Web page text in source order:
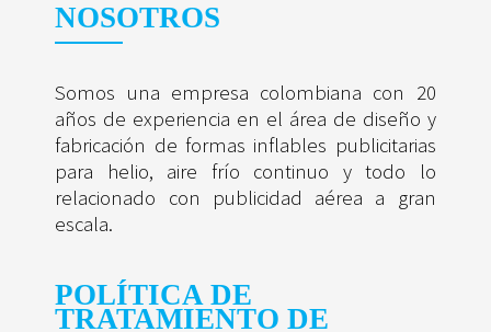
NOSOTROS
Somos una empresa colombiana con 20
años de experiencia en el área de diseño y
fabricación de formas inflables publicitarias
para helio, aire frío continuo y todo lo
relacionado con publicidad aérea a gran
escala.
POLÍTICA DE
TRATAMIENTO DE